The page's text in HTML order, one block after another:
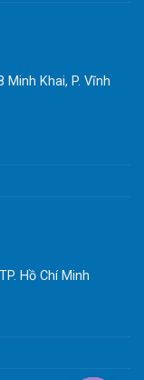
Minh Khai, P. Vĩnh
Hồ Chí Minh